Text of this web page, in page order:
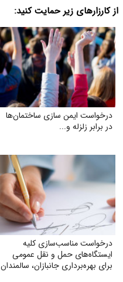
از کارزارهای زیر حمایت کنید:
درخواست ایمن‌ سازی ساختمان‌ها
در برابر زلزله و...
درخواست مناسب‌سازی کلیه
ایستگاه‌های حمل‌ و نقل عمومی
برای بهره‌برداری جانبازان، سالمندان